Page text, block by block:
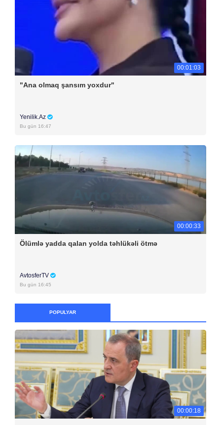
00:01:03
"Ana olmaq şansım yoxdur"
Yenilik.Az
Bu gün 16:47
00:00:33
Ölümlə yadda qalan yolda təhlükəli ötmə
AvtosferTV
Bu gün 16:45
POPULYAR
00:00:18